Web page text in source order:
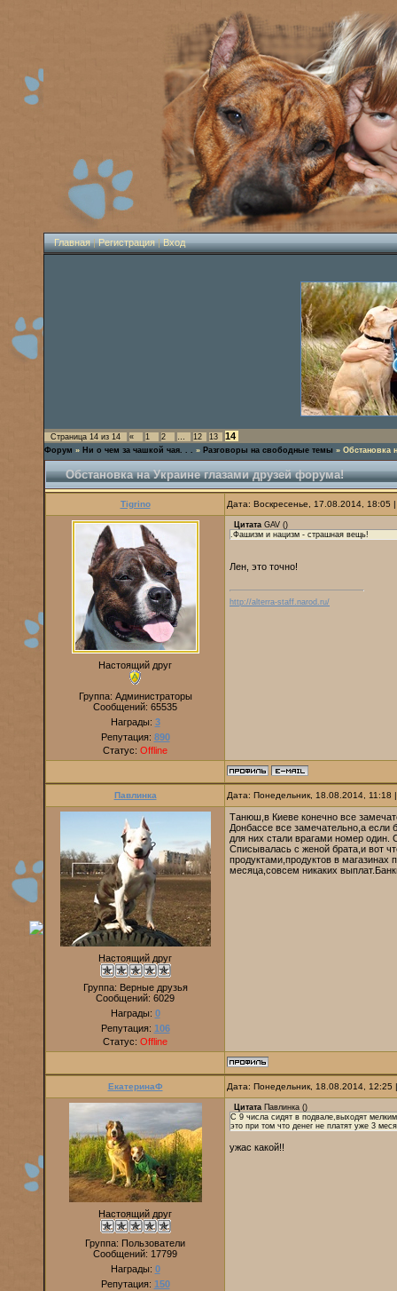
Главная|Регистрация|Вход
Страница 14 из 14 « 1 2 … 12 13 14
Форум » Ни о чем за чашкой чая. . . » Разговоры на свободные темы » Обстановка
Обстановка на Украине глазами друзей форума!
Tigrino Дата: Воскресенье, 17.08.2014,
Настоящий друг
Группа: Администраторы
Сообщений: 65535
Награды: 3
Репутация: 890
Статус: Offline
Цитата GAV ()
.Фашизм и нацизм - страшная вещь!
Лен, это точно!
http://alterra-staff.narod.ru/
Павлинка Дата: Понедельник, 18.08.2014,
Настоящий друг
Группа: Верные друзья
Сообщений: 6029
Награды: 0
Репутация: 106
Статус: Offline
Танюш,в Киеве конечно все
Донбассе все замечательно,а
для них стали врагами номер один.
Списывалась с женой брата,и вот
продуктами,продуктов в магазинах
месяца,совсем никаких
ЕкатеринаФ Дата: Понедельник, 18.08.2014,
Настоящий друг
Группа: Пользователи
Сообщений: 17799
Награды: 0
Репутация: 150
Цитата Павлинка ()
С 9 числа сидят в подвале,выходят
это при том что денег не платят уже 3
ужас какой!!